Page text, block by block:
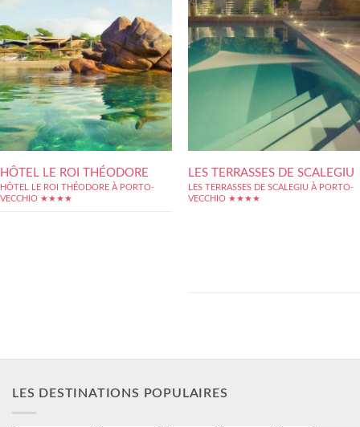
HÔTEL LE ROI THÉODORE
HÔTEL LE ROI THÉODORE À PORTO-
VECCHIO ★★★★
LES TERRASSES DE SCALEGIU
LES TERRASSES DE SCALEGIU À PORTO-
VECCHIO ★★★★
LES DESTINATIONS POPULAIRES